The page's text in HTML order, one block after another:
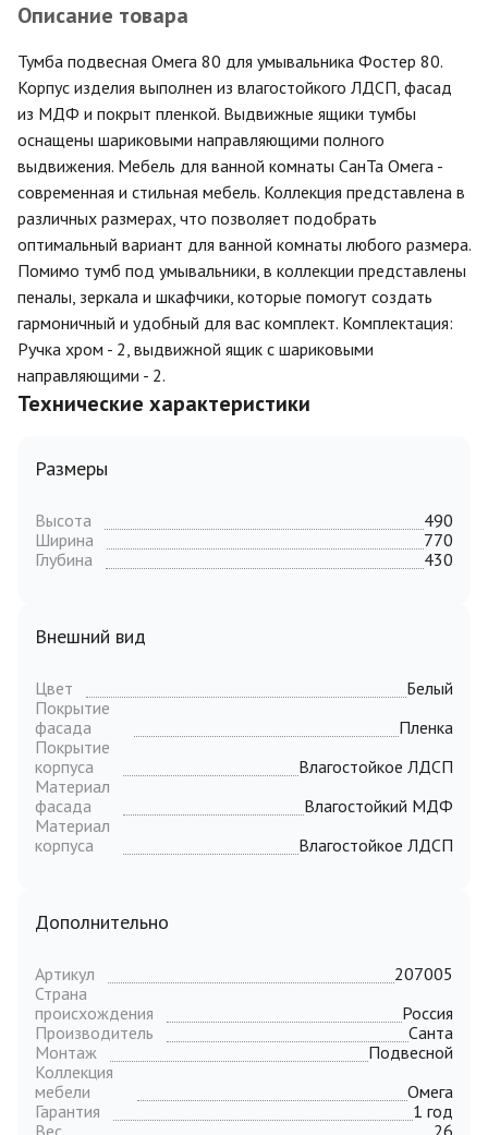
Технические характеристики
Размеры
Высота
490
Ширина
770
Глубина
430
Внешний вид
Цвет
Белый
Покрытие
фасада
Пленка
Покрытие
корпуса
Влагостойкое ЛДСП
Материал
фасада
Влагостойкий МДФ
Материал
корпуса
Влагостойкое ЛДСП
Дополнительно
Артикул
207005
Страна
происхождения
Россия
Производитель
Санта
Монтаж
Подвесной
Коллекция
мебели
Омега
Гарантия
1 год
Вес
26
Описание товара
Тумба подвесная Омега 80 для умывальника Фостер 80.
Корпус изделия выполнен из влагостойкого ЛДСП, фасад
из МДФ и покрыт пленкой. Выдвижные ящики тумбы
оснащены шариковыми направляющими полного
выдвижения. Мебель для ванной комнаты СанТа Омега -
современная и стильная мебель. Коллекция представлена в
различных размерах, что позволяет подобрать
оптимальный вариант для ванной комнаты любого размера.
Помимо тумб под умывальники, в коллекции представлены
пеналы, зеркала и шкафчики, которые помогут создать
гармоничный и удобный для вас комплект. Комплектация:
Ручка хром - 2, выдвижной ящик с шариковыми
направляющими - 2.